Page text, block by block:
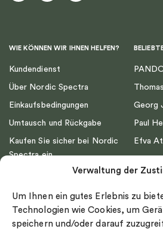
Verwaltung der
Um Ihnen ein gutes Erlebnis zu
Technologien wie Cookies, um
speichern und/oder darauf
WIE KÖNNEN WIR IHNEN HELFEN?
Kundendienst
Über Nordic Spectra
Einkaufsbedingungen
Umtausch und Rückgabe
Kaufen Sie sicher bei Nordic
Spectra ein
Impressum
Ringgröße
Widerrufsrecht
Georg
Paul
Efva
Nordic